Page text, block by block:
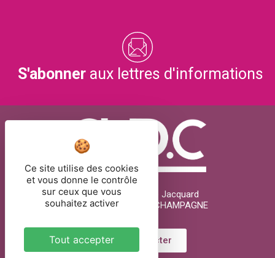
S'abonner aux lettres d'informations
26 rue Joseph Marie Jacquard
51000 CHÂLONS-EN-CHAMPAGNE
Nous contacter
Ce site utilise des cookies
et vous donne le contrôle
sur ceux que vous
souhaitez activer
Tout accepter